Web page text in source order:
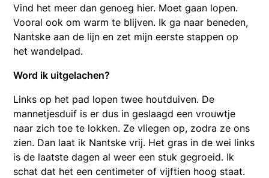
Vind het meer dan genoeg hier. Moet gaan lopen.
Vooral ook om warm te blijven. Ik ga naar beneden,
Nantske aan de lijn en zet mijn eerste stappen op
het wandelpad.
Word ik uitgelachen?
Links op het pad lopen twee houtduiven. De
mannetjesduif is er dus in geslaagd een vrouwtje
naar zich toe te lokken. Ze vliegen op, zodra ze ons
zien. Dan laat ik Nantske vrij. Het gras in de wei links
is de laatste dagen al weer een stuk gegroeid. Ik
schat dat het een centimeter of vijftien hoog staat.